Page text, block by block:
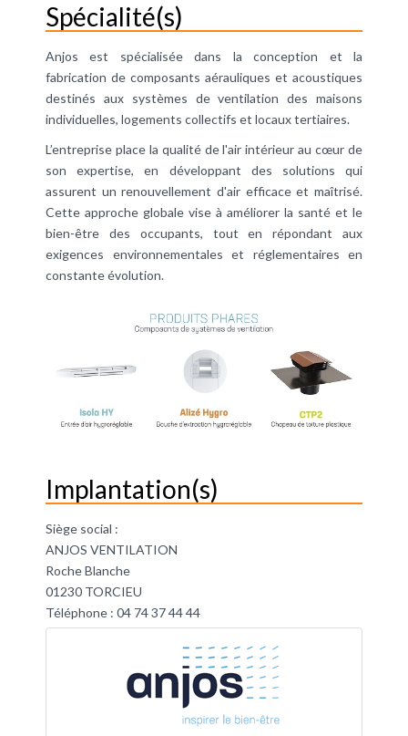
Spécialité(s)
Anjos est spécialisée dans la conception et la
fabrication de composants aérauliques et acoustiques
destinés aux systèmes de ventilation des maisons
individuelles, logements collectifs et locaux tertiaires.
L’entreprise place la qualité de l'air intérieur au cœur de
son expertise, en développant des solutions qui
assurent un renouvellement d'air efficace et maîtrisé.
Cette approche globale vise à améliorer la santé et le
bien-être des occupants, tout en répondant aux
exigences environnementales et réglementaires en
constante évolution.
Implantation(s)
Siège social :
ANJOS VENTILATION
Roche Blanche
01230 TORCIEU
Téléphone : 04 74 37 44 44